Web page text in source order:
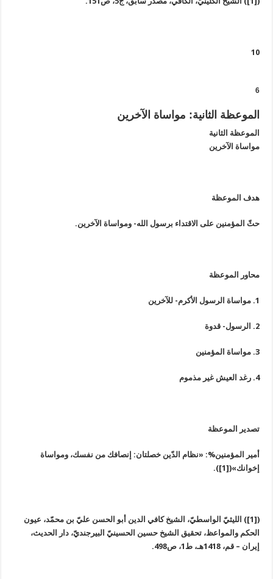
10
6
الموعظة الثانية: مواساة الآخرين
الموعظة الثانية
مواساة الآخرين
هدف الموعظة
حثّ المؤمنين على الاقتداء برسول الله- ومواساة الآخرين.
محاور الموعظة
1. مواساة الرسول الأكرم- للآخرين
2. الرسول- قدوة
3. مواساة المؤمنين
4. رغد العيش غير مذموم
تصدير الموعظة
أمير المؤمنين%: «نظام الدّين خصلتان: إنصافك من نفسك، ومواساة
إخوانك»([1]).
([1]) الليثيّ الواسطيّ، الشيخ كافي الدين أبو الحسن عليّ بن محمّد، عيون
الحكم والمواعظ، تحقيق الشيخ حسين الحسينيّ البيرجنديّ، دار الحديث،
إيران – قم، 1418هـ، ط1، ص498.